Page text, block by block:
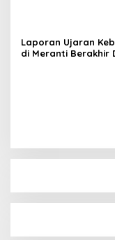
Koperasi & UMKM
Laporan Ujaran
di Meranti Berakhir